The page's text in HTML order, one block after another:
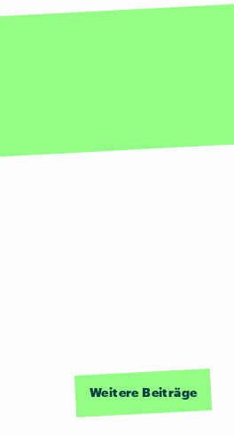
Weitere Beiträge